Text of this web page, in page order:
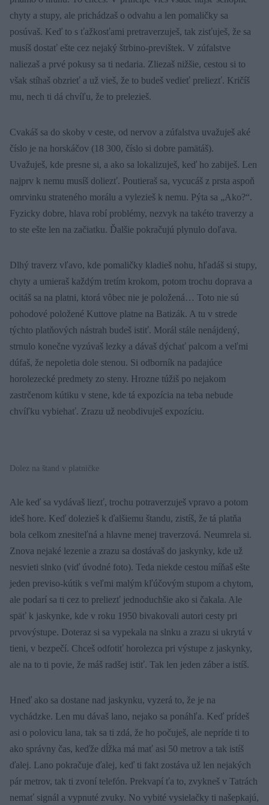
chyty a stupy, ale prichádzaš o odvahu a len pomaličky sa
posúvaš. Keď to s ťažkosťami pretraverzuješ, tak zisťuješ, že sa
musíš dostať ešte cez nejaký štrbino-previštek. V zúfalstve
naliezaš a prvé pokusy sa ti nedaria. Zliezaš nižšie, cestou si to
však stíhaš obzrieť a už vieš, že to budeš vedieť preliezť. Kričíš
mu, nech ti dá chvíľu, že to prelezieš.
Cvakáš sa do skoby v ceste, od nervov a zúfalstva uvažuješ aké
číslo je na horskáčov (18 300, číslo si dobre pamätáš).
Uvažuješ, kde presne si, a ako sa lokalizuješ, keď ho zabiješ. Len
najprv k nemu musíš doliezť. Poutieraš sa, vycucáš z prsta aspoň
omrvinku strateného morálu a vylezieš k nemu. Pýta sa „Ako?“.
Fyzicky dobre, hlava robí problémy, nezvyk na takéto traverzy a
to ste ešte len na začiatku. Ďalšie pokračujú plynulo doľava.
Dlhý traverz vľavo, kde pomaličky kladieš nohu, hľadáš si stupy,
chyty a umieraš každým tretím krokom, potom trochu doprava a
ocitáš sa na platni, ktorá vôbec nie je položená… Toto nie sú
pohodové položené Kuttove platne na Batizák. A tu v strede
týchto platňových nástrah budeš istiť. Morál stále nenájdený,
strnulo konečne vyzúvaš lezky a dávaš dýchať palcom a veľmi
dúfaš, že nepoletia dole stenou. Si odborník na padajúce
horolezecké predmety zo steny. Hrozne túžiš po nejakom
zastrčenom kútiku v stene, kde tá expozícia na teba nebude
chvíľku vybiehať. Zrazu už neobdivuješ expozíciu.
Dolez na štand v platničke
Ale keď sa vydávaš liezť, trochu potraverzuješ vpravo a potom
ideš hore. Keď dolezieš k ďalšiemu štandu, zistíš, že tá platňa
bola celkom znesiteľná a hlavne menej traverzová. Neumrela si.
Znova nejaké lezenie a zrazu sa dostávaš do jaskynky, kde už
nesvieti slnko (viď úvodné foto). Teda niekde cestou míňaš ešte
jeden previso-kútik s veľmi malým kľúčovým stupom a chytom,
ale podarí sa ti cez to preliezť jednoduchšie ako si čakala. Ale
späť k jaskynke, kde v roku 1950 bivakovali autori cesty pri
prvovýstupe. Doteraz si sa vypekala na slnku a zrazu si ukrytá v
tieni, v bezpečí. Chceš odfotiť horolezca pri výstupe z jaskynky,
ale na to ti povie, že máš radšej istiť. Tak len jeden záber a istíš.
Hneď ako sa dostane nad jaskynku, vyzerá to, že je na
vychádzke. Len mu dávaš lano, nejako sa ponáhľa. Keď prídeš
asi o polovicu lana, tak sa ti zdá, že ho počuješ, ale nepríde ti to
ako správny čas, keďže dĺžka má mať asi 50 metrov a tak istíš
ďalej. Lano pokračuje ďalej, keď ti fakt zostáva už len nejakých
pár metrov, tak ti zvoní telefón. Prekvapí ťa to, zvykneš v Tatrách
nemať signál a vypnuté zvuky. No vybité vysielačky ti našepkajú,